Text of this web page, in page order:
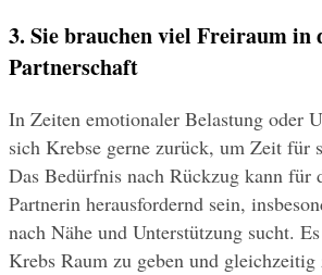
3. Sie brauchen viel Freiraum in
Partnerschaft
In Zeiten emotionaler Belastung oder
sich Krebse gerne zurück, um Zeit für
Das Bedürfnis nach Rückzug kann für
Partnerin herausfordernd sein,
nach Nähe und Unterstützung sucht.
Krebs Raum zu geben und gleichzeitig